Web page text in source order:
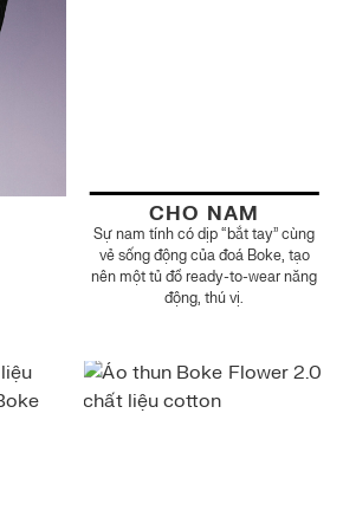
CHO NAM
Sự nam tính có dịp “bắt tay” cùng
vẻ sống động của đoá Boke, tạo
nên một tủ đồ ready-to-wear năng
động, thú vị.